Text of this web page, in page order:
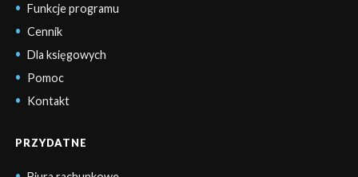
Funkcje programu
Cennik
Dla księgowych
Pomoc
Kontakt
PRZYDATNE